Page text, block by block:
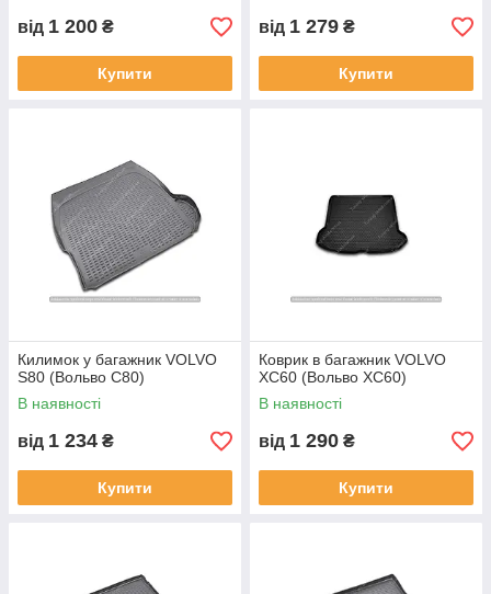
від 1 200 ₴
Купити
від 1 279 ₴
Купити
Килимок у багажник VOLVO
S80 (Вольво С80)
В наявності
від 1 234 ₴
Купити
Коврик в багажник VOLVO
XC60 (Вольво XC60)
В наявності
від 1 290 ₴
Купити